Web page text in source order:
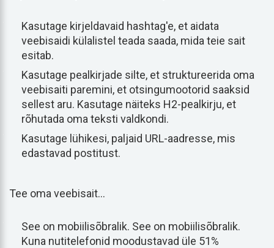
Kasutage kirjeldavaid hashtag'e, et aidata
veebisaidi külalistel teada saada, mida teie sait
esitab.
Kasutage pealkirjade silte, et struktureerida oma
veebisaiti paremini, et otsingumootorid saaksid
sellest aru. Kasutage näiteks H2-pealkirju, et
rõhutada oma teksti valdkondi.
Kasutage lühikesi, paljaid URL-aadresse, mis
edastavad postitust.
Tee oma veebisait...
See on mobiilisõbralik. See on mobiilisõbralik.
Kuna nutitelefonid moodustavad üle 51%